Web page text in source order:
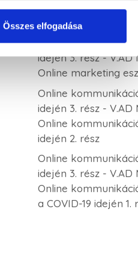
Összes elfogadása
V.AD MARKETING-
marketing eszközök
Online
idején 3. rész - V.AD
Online marketing
Online
idején 3. rész - V.AD
Online
idején 2. rész
Online
idején 3. rész - V.AD
Online
a COVID-19 idején 1.